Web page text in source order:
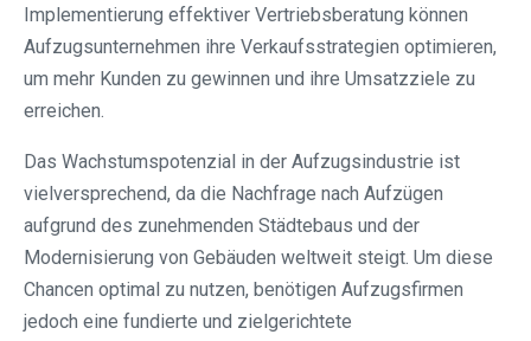
Implementierung effektiver Vertriebsberatung können
Aufzugsunternehmen ihre Verkaufsstrategien optimieren,
um mehr Kunden zu gewinnen und ihre Umsatzziele zu
erreichen.
Das Wachstumspotenzial in der Aufzugsindustrie ist
vielversprechend, da die Nachfrage nach Aufzügen
aufgrund des zunehmenden Städtebaus und der
Modernisierung von Gebäuden weltweit steigt. Um diese
Chancen optimal zu nutzen, benötigen Aufzugsfirmen
jedoch eine fundierte und zielgerichtete